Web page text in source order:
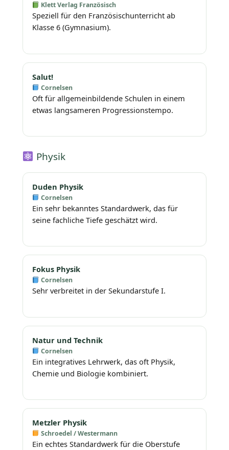
Klett Verlag Französisch
Speziell für den Französischunterricht ab
Klasse 6 (Gymnasium).
Salut!
Cornelsen
Oft für allgemeinbildende Schulen in einem
etwas langsameren Progressionstempo.
Physik
Duden Physik
Cornelsen
Ein sehr bekanntes Standardwerk, das für
seine fachliche Tiefe geschätzt wird.
Fokus Physik
Cornelsen
Sehr verbreitet in der Sekundarstufe I.
Natur und Technik
Cornelsen
Ein integratives Lehrwerk, das oft Physik,
Chemie und Biologie kombiniert.
Metzler Physik
Schroedel / Westermann
Ein echtes Standardwerk für die Oberstufe